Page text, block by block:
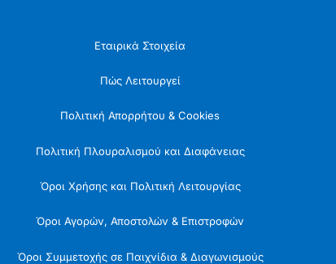
Εταιρικά Στοιχεία
Πώς Λειτουργεί
Πολιτική Απορρήτου & Cookies
Πολιτική Πλουραλισμού και Διαφάνειας
Όροι Χρήσης και Πολιτική Λειτουργίας
Όροι Αγορών, Αποστολών & Επιστροφών
Όροι Συμμετοχής σε Παιχνίδια & Διαγωνισμούς